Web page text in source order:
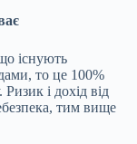
існують
то це 100%
і дохід від
тим вище